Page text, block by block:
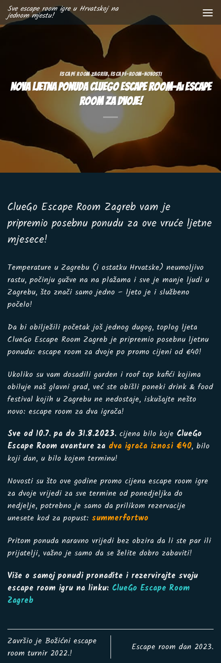
Skip
to
content
Sve escape room igre u Hrvatskoj na
jednom mjestu!
ESCAPE ROOM ZAGREB,ESCAPE-ROOM-NOVOSTI
Nova ljetna ponuda ClueGo Escape Room-a: escape
room za dvoje!
ClueGo Escape Room Zagreb vam je
pripremio posebnu ponudu za ove vruće ljetne
mjesece!
Temperature u Zagrebu (i ostatku Hrvatske) neumoljivo
rastu, počinju gužve na na plažama i sve je manje ljudi u
Zagrebu, što znači samo jedno – ljeto je i službeno
počelo!
Da bi obilježili početak još jednog dugog, toplog ljeta
ClueGo Escape Room Zagreb je pripremio posebnu ljetnu
ponudu: escape room za dvoje po promo cijeni od €40!
Ukoliko su vam dosadili garden i roof top kafići kojima
obiluje naš glavni grad, već ste obišli poneki drink & food
festival kojih u Zagrebu ne nedostaje, iskušajte nešto
novo: escape room za dva igrača!
Sve od 10.7. pa do 31.8.2023. cijena bilo koje ClueGo
Escape Room avanture za dva igrača iznosi €40, bilo
koji dan, u bilo kojem terminu!
Novosti su što ove godine promo cijena escape room igre
za dvoje vrijedi za sve termine od ponedjeljka do
nedjelje, potrebno je samo da prilikom rezervacije
unesete kod za popust: summerfortwo
Pritom ponuda naravno vrijedi bez obzira da li ste par ili
prijatelji, važno je samo da se želite dobro zabaviti!
Više o samoj ponudi pronađite i rezervirajte svoju
escape room igru na linku: ClueGo Escape Room
Zagreb
Završio je Božićni escape
room turnir 2022.!
Escape room dan 2023.